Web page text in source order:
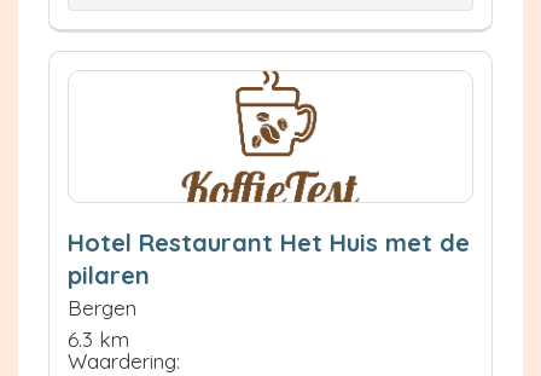
Hotel Restaurant Het Huis met de
pilaren
Bergen
6.3 km
Waardering: